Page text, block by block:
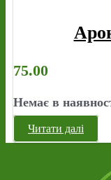
75.00
Немає в
Читати далі